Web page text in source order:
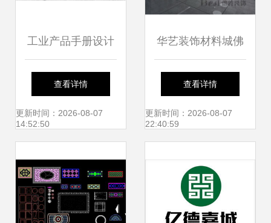
工业产品手册设计
如何通过视觉语言
彰显公司独特魅
查看详情
更新时间：2026-08-07
14:52:50
华艺装饰材料城佛
罗斯卫浴展厅 现代
美学与功能主义的
查看详情
更新时间：2026-08-07
22:40:59